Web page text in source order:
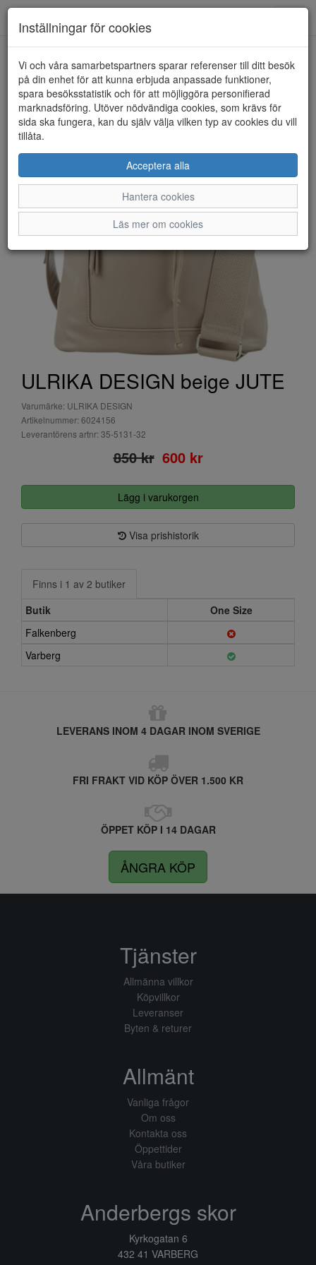
HEM ULRIKA DESIGN
ULRIKA DESIGN beige JUTE
Varumärke: ULRIKA DESIGN
Artikelnummer: 6024156
Leverantörens artnr: 35-5131-32
850 kr 600 kr
Lägg i varukorgen
Visa prishistorik
Finns i 1 av 2 butiker
Butik
One Size
Falkenberg
Varberg
LEVERANS INOM 4 DAGAR INOM SVERIGE
FRI FRAKT VID KÖP ÖVER 1.500 KR
ÖPPET KÖP I 14 DAGAR
ÅNGRA KÖP
Inställningar för cookies
Vi och våra samarbetspartners sparar referenser till ditt besök
på din enhet för att kunna erbjuda anpassade funktioner,
spara besöksstatistik och för att möjliggöra personifierad
marknadsföring. Utöver nödvändiga cookies, som krävs för
sida ska fungera, kan du själv välja vilken typ av cookies du vill
tillåta.
Acceptera alla
Hantera cookies
Läs mer om cookies
Tjänster
Allmänna villkor
Köpvillkor
Leveranser
Byten & returer
Allmänt
Vanliga frågor
Om oss
Kontakta oss
Öppettider
Våra butiker
Anderbergs skor
Kyrkogatan 6
432 41 VARBERG